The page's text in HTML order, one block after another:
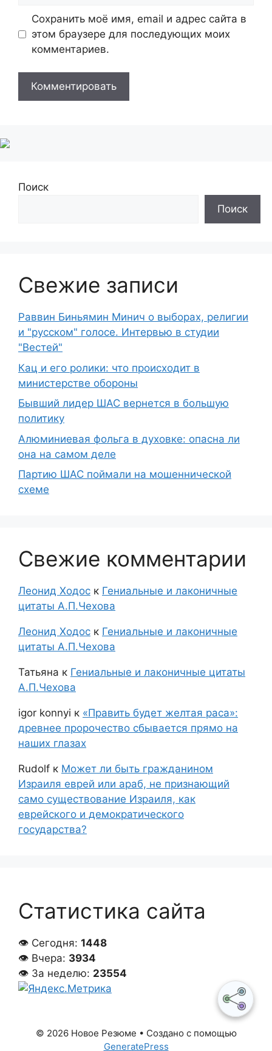
Сохранить моё имя, email и адрес сайта в
этом браузере для последующих моих
комментариев.
Поиск
Поиск
Свежие записи
Раввин Биньямин Минич о выборах, религии
и "русском" голосе. Интервью в студии
"Вестей"
Кац и его ролики: что происходит в
министерстве обороны
Бывший лидер ШАС вернется в большую
политику
Алюминиевая фольга в духовке: опасна ли
она на самом деле
Партию ШАС поймали на мошеннической
схеме
Свежие комментарии
Леонид Ходос к Гениальные и лаконичные
цитаты А.П.Чехова
Леонид Ходос к Гениальные и лаконичные
цитаты А.П.Чехова
Татьяна к Гениальные и лаконичные цитаты
А.П.Чехова
igor konnyi к «Править будет желтая раса»:
древнее пророчество сбывается прямо на
наших глазах
Rudolf к Может ли быть гражданином
Израиля еврей или араб, не признающий
само существование Израиля, как
еврейского и демократического
государства?
Статистика сайта
👁 Сегодня: 1448
👁 Вчера: 3934
👁 За неделю: 23554
© 2026 Новое Резюме • Создано с помощью
GeneratePress